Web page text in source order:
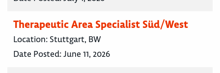
Therapeutic Area Specialist Süd/West
Location: Stuttgart, BW
Date Posted:June 11, 2026